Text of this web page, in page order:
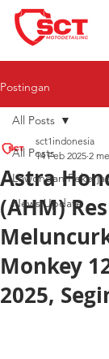
Postingan
All Posts
Lowongan
News Update
All Posts
Astra
(AHM)
Monkey
2025,
sct1indonesia
14 Feb 2025 2